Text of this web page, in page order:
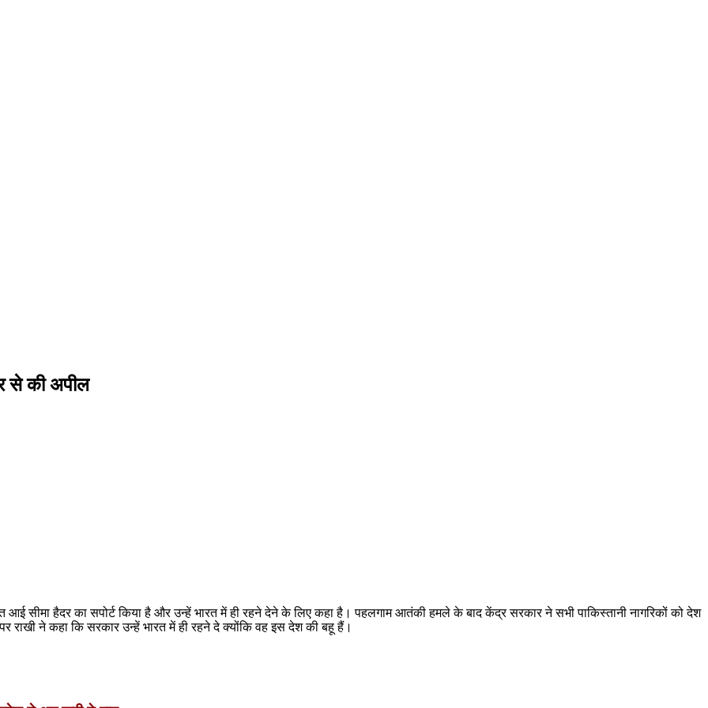
से की अपील
आई सीमा हैदर का सपोर्ट किया है और उन्हें भारत में ही रहने देने के लिए कहा है। पहलगाम आतंकी हमले के बाद केंद्र सरकार ने सभी पाकिस्तानी नागरिकों को देश
ने कहा कि सरकार उन्हें भारत में ही रहने दे क्योंकि वह इस देश की बहू हैं।